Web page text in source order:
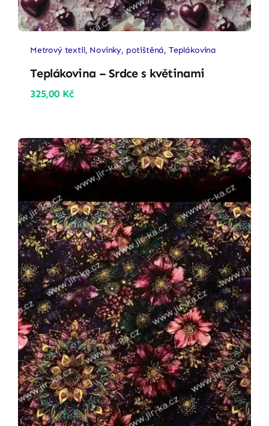
Metrový textil, Novinky, potištěná, Teplákovina
Teplákovina – Srdce s květinami
325,00 Kč